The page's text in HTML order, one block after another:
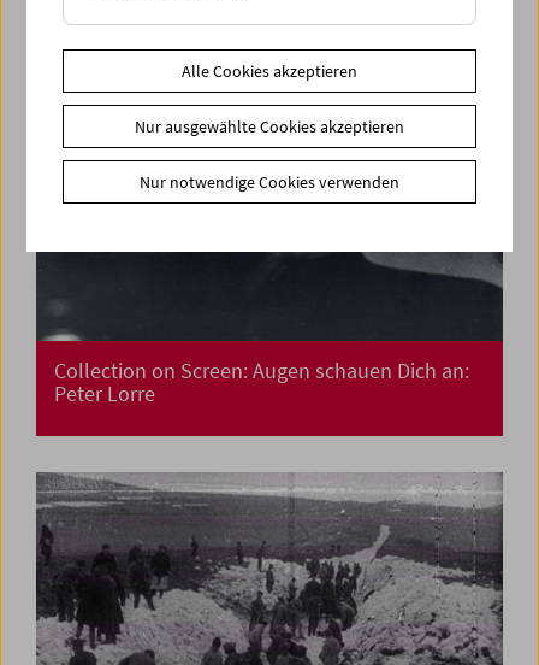
Collection on Screen: Augen schauen Dich an:
Peter Lorre
Alle Cookies akzeptieren
Nur ausgewählte Cookies akzeptieren
Nur notwendige Cookies verwenden